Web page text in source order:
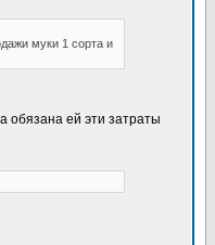
муки 1 сорта и
обязана ей эти затраты